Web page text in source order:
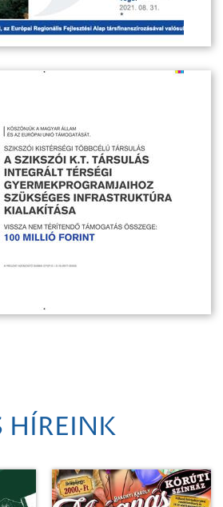
HÍREINK